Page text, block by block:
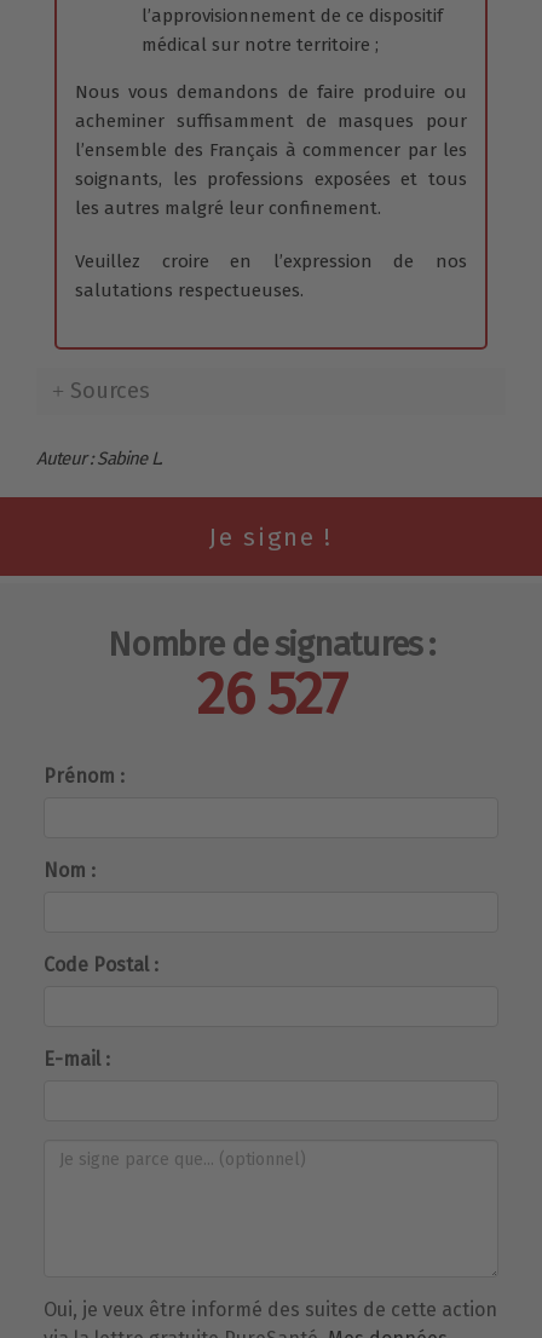
l’approvisionnement de ce dispositif
médical sur notre territoire ;
Nous vous demandons de faire produire ou
acheminer suffisamment de masques pour
l’ensemble des Français à commencer par les
soignants, les professions exposées et tous
les autres malgré leur confinement.
Veuillez croire en l’expression de nos
salutations respectueuses.
Sources
Auteur : Sabine L.
Nombre de signatures :
26 527
Prénom :
Nom :
Code Postal :
E-mail :
Oui, je veux être informé des suites de cette action